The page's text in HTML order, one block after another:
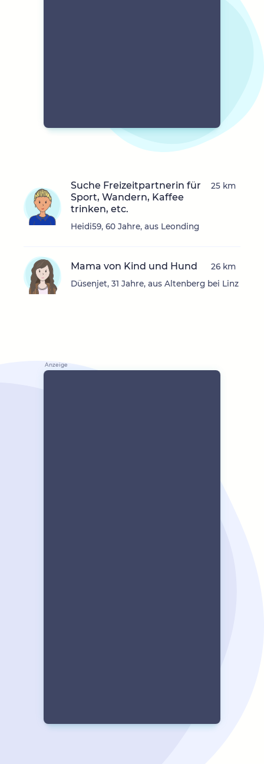
Suche Freizeitpartnerin für
Sport, Wandern, Kaffee
trinken, etc.
Heidi59, 60 Jahre, aus Leonding
25 km
Mama von Kind und Hund
Düsenjet, 31 Jahre, aus Altenberg bei Linz
26 km